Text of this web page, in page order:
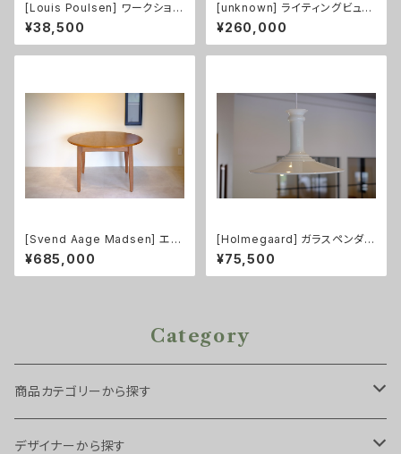
[Louis Poulsen] ワークショッ
プランプ ホワイト
¥38,500
[unknown] ライティングビュー
ロー チーク
¥260,000
[Svend Aage Madsen] エク
ステンション付ラウンドダイニン
グテーブル チーク
¥685,000
[Holmegaard] ガラスペンダン
トライト Mythos XL size
¥75,500
Category
商品カテゴリーから探す
チェア・スツール
デザイナーから探す